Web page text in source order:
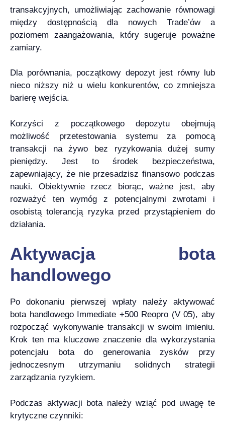
transakcyjnych, umożliwiając zachowanie równowagi
między dostępnością dla nowych Trade’ów a
poziomem zaangażowania, który sugeruje poważne
zamiary.
Dla porównania, początkowy depozyt jest równy lub
nieco niższy niż u wielu konkurentów, co zmniejsza
barierę wejścia.
Korzyści z początkowego depozytu obejmują
możliwość przetestowania systemu za pomocą
transakcji na żywo bez ryzykowania dużej sumy
pieniędzy. Jest to środek bezpieczeństwa,
zapewniający, że nie przesadzisz finansowo podczas
nauki. Obiektywnie rzecz biorąc, ważne jest, aby
rozważyć ten wymóg z potencjalnymi zwrotami i
osobistą tolerancją ryzyka przed przystąpieniem do
działania.
Aktywacja bota
handlowego
Po dokonaniu pierwszej wpłaty należy aktywować
bota handlowego Immediate +500 Reopro (V 05), aby
rozpocząć wykonywanie transakcji w swoim imieniu.
Krok ten ma kluczowe znaczenie dla wykorzystania
potencjału bota do generowania zysków przy
jednoczesnym utrzymaniu solidnych strategii
zarządzania ryzykiem.
Podczas aktywacji bota należy wziąć pod uwagę te
krytyczne czynniki: